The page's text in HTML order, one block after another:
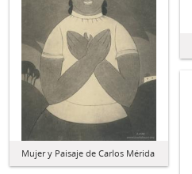
Mujer y Paisaje de Carlos Mérida